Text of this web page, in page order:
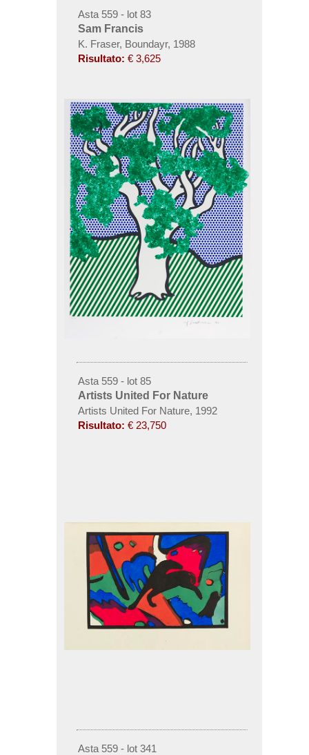
Asta 559 - lot 83
Sam Francis
K. Fraser, Boundayr, 1988
Risultato: € 3,625
Asta 559 - lot 85
Artists United For Nature
Artists United For Nature, 1992
Risultato: € 23,750
Asta 559 - lot 341